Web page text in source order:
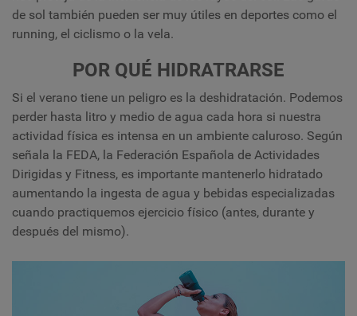
de sol también pueden ser muy útiles en deportes como el
running, el ciclismo o la vela.
POR QUÉ HIDRATRARSE
Si el verano tiene un peligro es la deshidratación. Podemos
perder hasta litro y medio de agua cada hora si nuestra
actividad física es intensa en un ambiente caluroso. Según
señala la FEDA, la Federación Española de Actividades
Dirigidas y Fitness, es importante mantenerlo hidratado
aumentando la ingesta de agua y bebidas especializadas
cuando practiquemos ejercicio físico (antes, durante y
después del mismo).